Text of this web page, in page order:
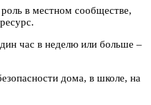
в местном сообществе,
час в неделю или больше –
дома, в школе, на